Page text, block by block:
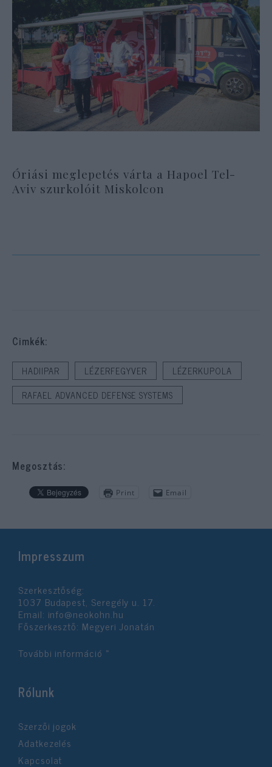
Óriási meglepetés várta a Hapoel Tel-
Aviv szurkolóit Miskolcon
Cimkék:
HADIIPAR LÉZERFEGYVER
LÉZERKUPOLA
RAFAEL ADVANCED DEFENSE SYSTEMS
Megosztás:
Print Email
Impresszum
Szerkesztőség:
1037 Budapest, Seregély u. 17.
Email: info@neokohn.hu
Főszerkesztő: Megyeri Jonatán
További információ »
Rólunk
Szerzői jogok
Adatkezelés
Kapcsolat